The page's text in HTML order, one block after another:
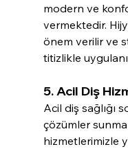
modern ve
vermektedir.
önem verilir ve
titizlikle
5. Acil Diş
Acil diş sağlığı
çözümler
hizmetlerimizle